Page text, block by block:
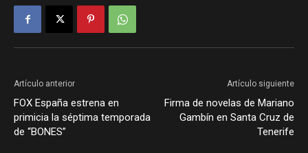
Artículo anterior
FOX España estrena en
primicia la séptima temporada
de “BONES”
Artículo siguiente
Firma de novelas de Mariano
Gambín en Santa Cruz de
Tenerife